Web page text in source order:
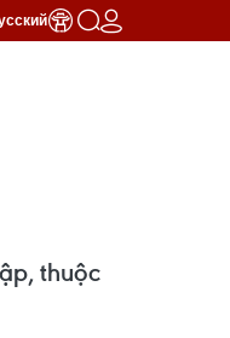
thuộc